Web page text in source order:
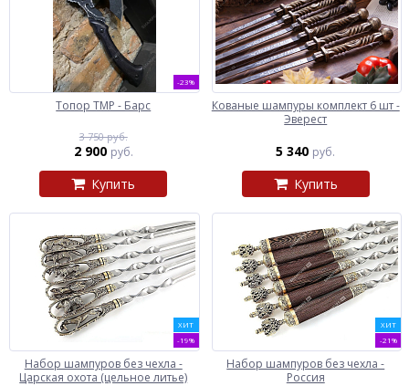
-23%
Топор ТМР - Барс
3 750 руб.
2 900 руб.
Купить
Кованые шампуры комплект 6 шт -
Эверест
5 340 руб.
Купить
ХИТ
-19%
Набор шампуров без чехла -
Царская охота (цельное литье)
ХИТ
-21%
Набор шампуров без чехла -
Россия